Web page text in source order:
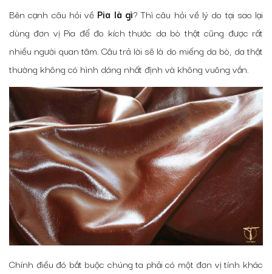
Bên cạnh câu hỏi về Pia là gì? Thì câu hỏi về lý do tại sao lại
dùng đơn vị Pia để đo kích thước da bò thật cũng được rất
nhiều người quan tâm. Câu trả lời sẽ là do miếng da bò, da thật
thường không có hình dáng nhất định và không vuông vắn.
Chính điều đó bắt buộc chúng ta phải có một đơn vị tính khác